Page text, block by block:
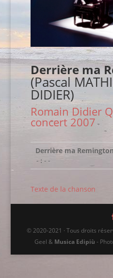
Derrière ma
(Pascal
DIDIER)
Romain Didier
concert 2007
Derrière ma
-:--
Texte de la chanson
© 2020-2021 · Tous droits
Geel & Musica Edipiù -